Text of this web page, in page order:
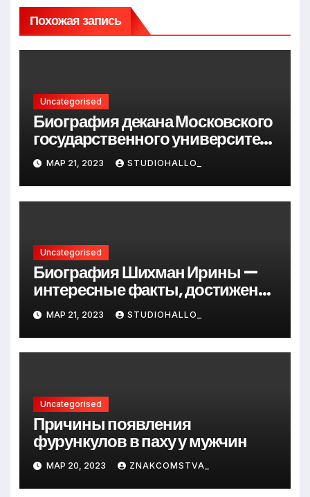
Похожая запись
Uncategorised
Биография декана Московского
государственного университета
Андрея Сидорова — от студента
до руководителя
МАР 21, 2023 STUDIOHALLO_
Uncategorised
Биография Шихман Ирины —
интересные факты, достижения
и путь к успеху
МАР 21, 2023 STUDIOHALLO_
Uncategorised
Причины появления
фурункулов в паху у мужчин
МАР 20, 2023 ZNAKCOMSTVA_